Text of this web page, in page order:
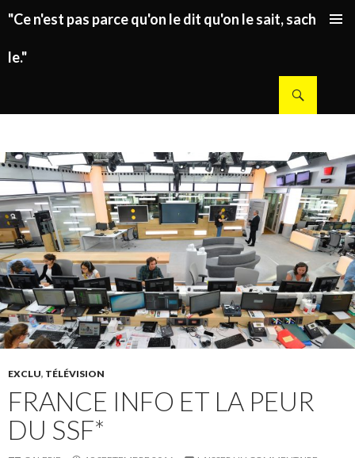
"Ce n'est pas parce qu'on le dit qu'on le sait, sachez
le."
EXCLU, TÉLÉVISION
FRANCE INFO ET LA PEUR
DU SSF*